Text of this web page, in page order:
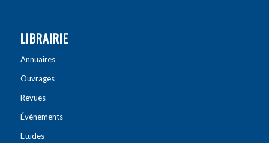
LIBRAIRIE
Annuaires
Ouvrages
Revues
Évènements
Etudes